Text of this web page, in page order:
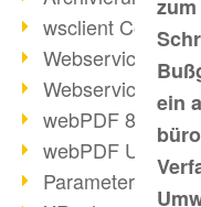
wsclient Converter
Webservice
Webservice
webPDF 8
webPDF Update
Parameter-
ein